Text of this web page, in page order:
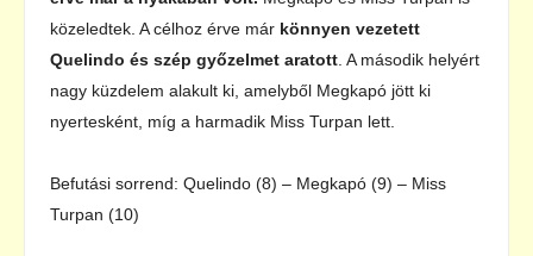
közeledtek. A célhoz érve már könnyen vezetett
Quelindo és szép győzelmet aratott . A második helyért
nagy küzdelem alakult ki, amelyből Megkapó jött ki
nyertesként, míg a harmadik Miss Turpan lett.
Befutási sorrend: Quelindo (8) – Megkapó (9) – Miss
Turpan (10)